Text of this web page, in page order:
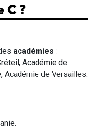
C ?
académies :
Académie de
Académie de Versailles.